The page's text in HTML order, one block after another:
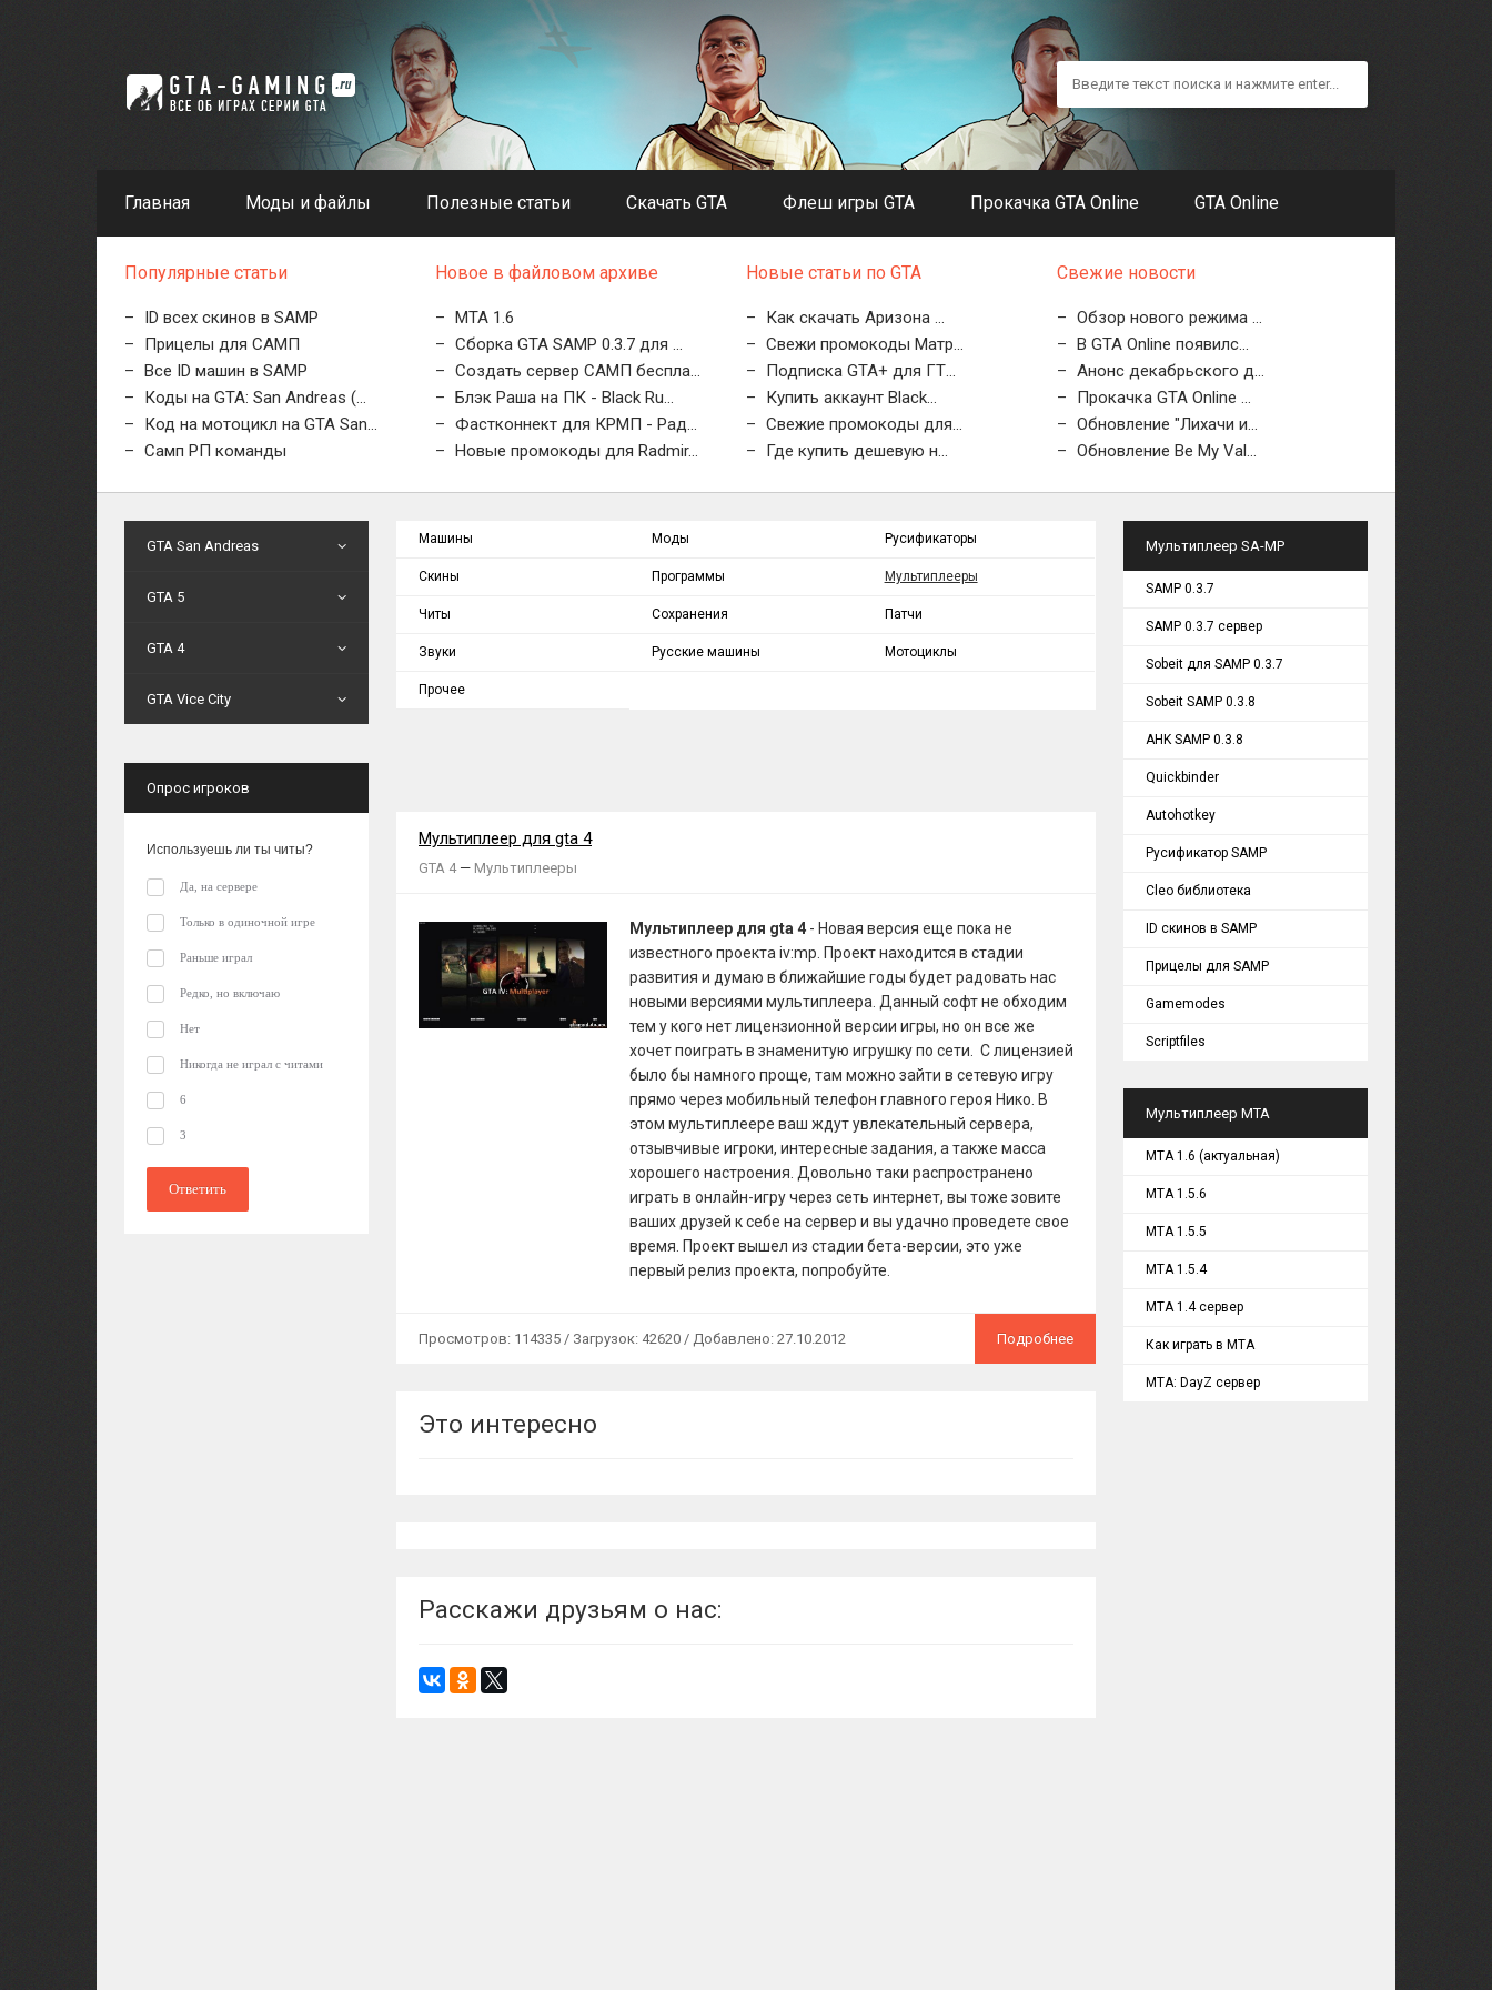
Главная Моды и файлы Полезные статьи Скачать GTA Флеш игры GTA Прокачка GTA Online GTA Online
Популярные статьи
ID всех скинов в SAMP
Прицелы для САМП
Все ID машин в SAMP
Коды на GTA: San Andreas (...
Код на мотоцикл на GTA San...
Самп РП команды
Новое в файловом архиве
MTA 1.6
Сборка GTA SAMP 0.3.7 для ...
Создать сервер САМП беспла...
Блэк Раша на ПК - Black Ru...
Фастконнект для КРМП - Рад...
Новые промокоды для Radmir...
Новые статьи по GTA
Как скачать Аризона ...
Свежи промокоды Матр...
Подписка GTA+ для ГТ...
Купить аккаунт Black...
Свежие промокоды для...
Где купить дешевую н...
Свежие новости
Обзор нового режима ...
В GTA Online появилс...
Анонс декабрьского д...
Прокачка GTA Online ...
Обновление "Лихачи и...
Обновление Be My Val...
GTA San Andreas
GTA 5
GTA 4
GTA Vice City
Опрос игроков
Иcпользуешь ли ты читы?
Да, на сервере
Только в одиночной игре
Раньше играл
Редко, но включаю
Нет
Никогда не играл с читами
6
3
Мультиплеер SA-MP
SAMP 0.3.7
SAMP 0.3.7 сервер
Sobeit для SAMP 0.3.7
Sobeit SAMP 0.3.8
AHK SAMP 0.3.8
Quickbinder
Autohotkey
Русификатор SAMP
Cleo библиотека
ID скинов в SAMP
Прицелы для SAMP
Gamemodes
Scriptfiles
Мультиплеер MTA
MTA 1.6 (актуальная)
MTA 1.5.6
MTA 1.5.5
MTA 1.5.4
MTA 1.4 сервер
Как играть в MTA
MTA: DayZ сервер
Машины Моды Русификаторы
Скины Программы Мультиплееры
Читы Сохранения Патчи
Звуки Русские машины Мотоциклы
Прочее
Мультиплеер для gta 4
GTA 4— Мультиплееры
Мультиплеер для gta 4 - Новая версия еще пока не
известного проекта iv:mp. Проект находится в стадии
развития и думаю в ближайшие годы будет радовать нас
новыми версиями мультиплеера. Данный софт не обходим
тем у кого нет лицензионной версии игры, но он все же
хочет поиграть в знаменитую игрушку по сети. С лицензией
было бы намного проще, там можно зайти в сетевую игру
прямо через мобильный телефон главного героя Нико. В
этом мультиплеере ваш ждут увлекательный сервера,
отзывчивые игроки, интересные задания, а также масса
хорошего настроения. Довольно таки распространено
играть в онлайн-игру через сеть интернет, вы тоже зовите
ваших друзей к себе на сервер и вы удачно проведете свое
время. Проект вышел из стадии бета-версии, это уже
первый релиз проекта, попробуйте.
Просмотров: 114335 / Загрузок: 42620 / Добавлено: 27.10.2012 Подробнее
Это интересно
Расскажи друзьям о нас: